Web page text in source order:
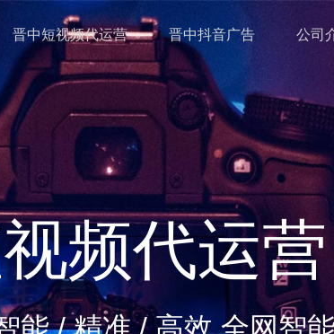
晋中短视频代运营 晋中抖音广告 公司
仿 从未